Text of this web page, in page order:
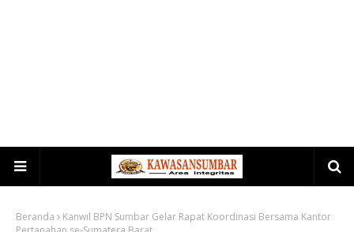
Beranda
Kanwil BPN Sumbar Gelar Rapat Koordinasi Bersama Kantor